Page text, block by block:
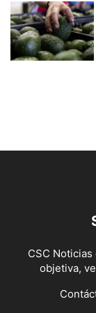
CSC
objetiva,